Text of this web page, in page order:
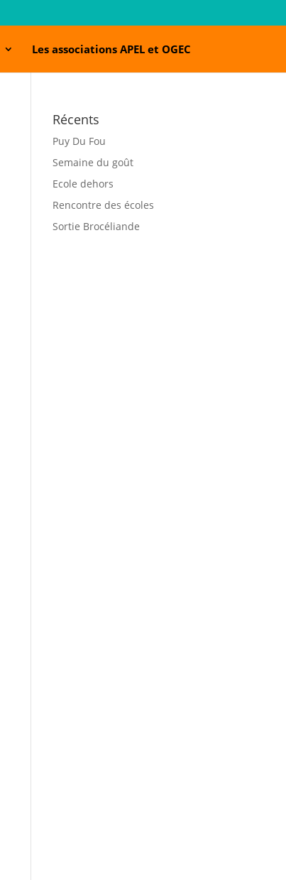
Les associations APEL et OGEC
Récents
Puy Du Fou
Semaine du goût
Ecole dehors
Rencontre des écoles
Sortie Brocéliande